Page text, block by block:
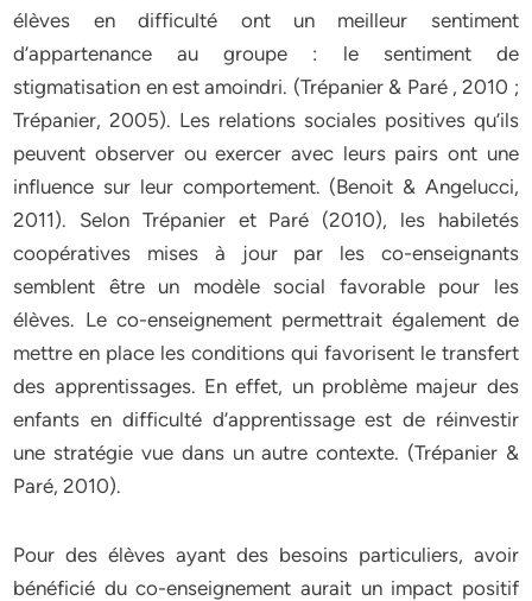
élèves en difficulté ont un meilleur sentiment
d’appartenance au groupe : le sentiment de
stigmatisation en est amoindri. (Trépanier & Paré , 2010 ;
Trépanier, 2005). Les relations sociales positives qu’ils
peuvent observer ou exercer avec leurs pairs ont une
influence sur leur comportement. (Benoit & Angelucci,
2011). Selon Trépanier et Paré (2010), les habiletés
coopératives mises à jour par les co-enseignants
semblent être un modèle social favorable pour les
élèves. Le co-enseignement permettrait également de
mettre en place les conditions qui favorisent le transfert
des apprentissages. En effet, un problème majeur des
enfants en difficulté d’apprentissage est de réinvestir
une stratégie vue dans un autre contexte. (Trépanier &
Paré, 2010).
Pour des élèves ayant des besoins particuliers, avoir
bénéficié du co-enseignement aurait un impact positif